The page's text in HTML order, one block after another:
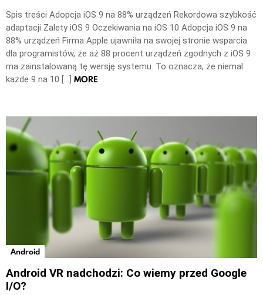
Spis treści Adopcja iOS 9 na 88% urządzeń Rekordowa szybkość
adaptacji Zalety iOS 9 Oczekiwania na iOS 10 Adopcja iOS 9 na
88% urządzeń Firma Apple ujawniła na swojej stronie wsparcia
dla programistów, że aż 88 procent urządzeń zgodnych z iOS 9
ma zainstalowaną tę wersję systemu. To oznacza, że niemal
każde 9 na 10 […] MORE
Android
Android VR nadchodzi: Co wiemy przed Google
I/O?